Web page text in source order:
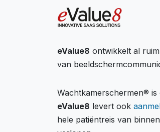
eValue8 ontwikkelt al
van
Wachtkamerschermen®
eValue8 levert ook
hele patiëntreis van